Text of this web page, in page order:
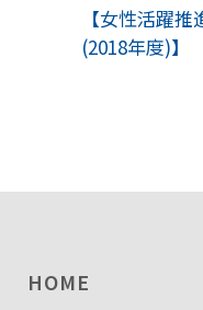
【女性活躍
(2018年度)】
HOME